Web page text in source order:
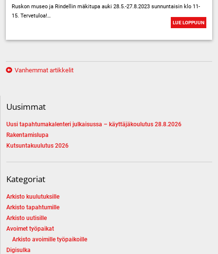
Ruskon museo ja Rindellin mäkitupa auki 28.5.-27.8.2023 sunnuntaisin klo 11-
15. Tervetuloa!…
LUE LOPPUUN
Artikkelien
Vanhemmat artikkelit
Uusimmat
Uusi tapahtumakalenteri julkaisussa – käyttäjäkoulutus 28.8.2026
Rakentamislupa
Kutsuntakuulutus 2026
Kategoriat
Arkisto kuulutuksille
Arkisto tapahtumille
Arkisto uutisille
Avoimet työpaikat
Arkisto avoimille työpaikoille
Digisulka